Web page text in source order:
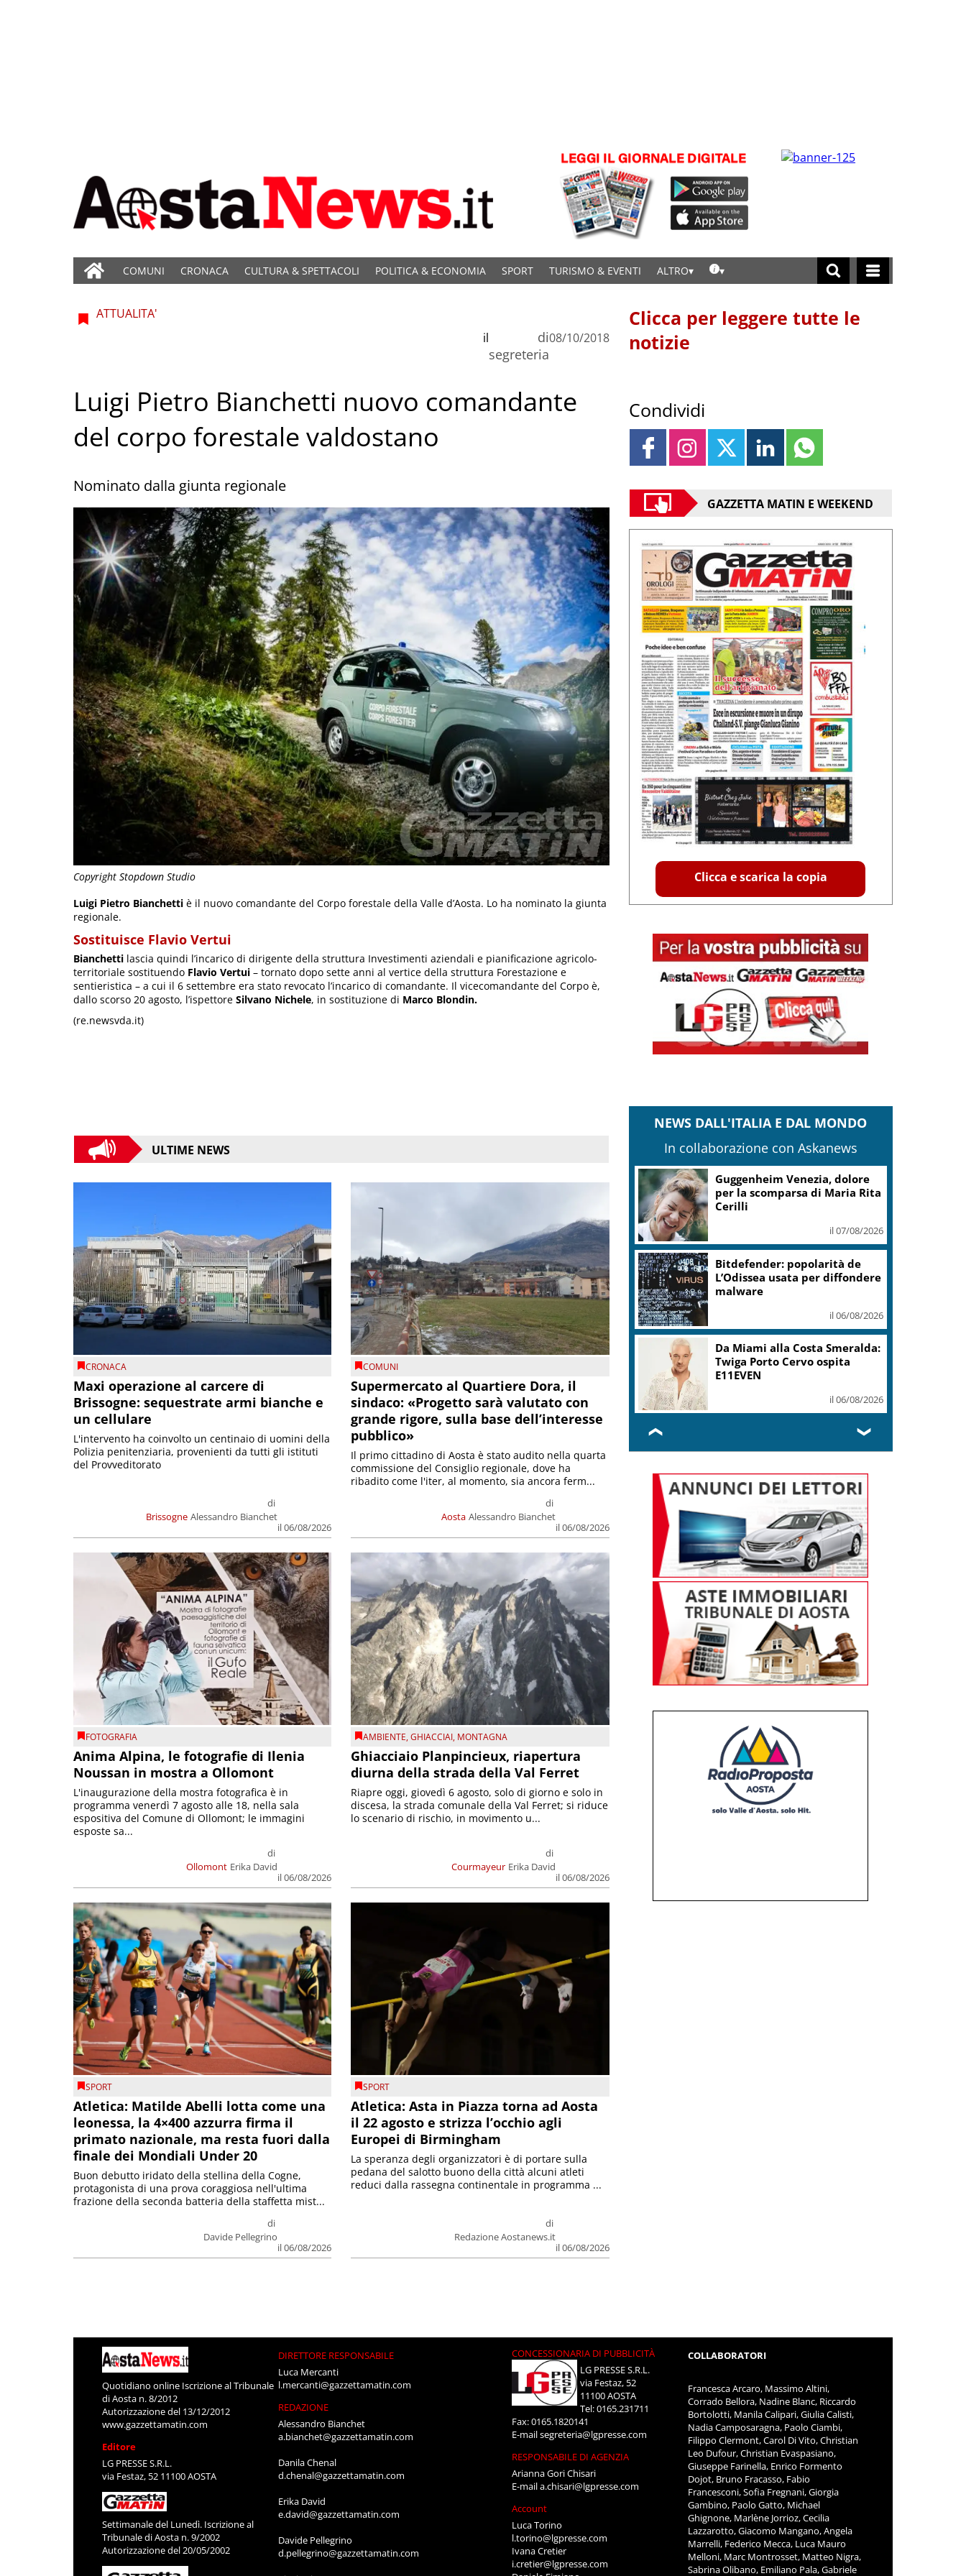
COMUNI CRONACA CULTURA & SPETTACOLI POLITICA & ECONOMIA SPORT TURISMO & EVENTI ALTRO
Copyright Stopdown Studio
ATTUALITA'
di
segreteria
il 08/10/2018
Luigi Pietro Bianchetti nuovo comandante
del corpo forestale valdostano
Nominato dalla giunta regionale
Luigi Pietro Bianchetti è il nuovo comandante del Corpo forestale della Valle d’Aosta. Lo ha nominato la giunta
regionale.
Sostituisce Flavio Vertui
Bianchetti lascia quindi l’incarico di dirigente della struttura Investimenti aziendali e pianificazione agricolo-
territoriale sostituendo Flavio Vertui – tornato dopo sette anni al vertice della struttura Forestazione e
sentieristica – a cui il 6 settembre era stato revocato l’incarico di comandante. Il vicecomandante del Corpo è,
dallo scorso 20 agosto, l’ispettore Silvano Nichele, in sostituzione di Marco Blondin.
(re.newsvda.it)
ULTIME NEWS
CRONACA
Maxi operazione al carcere di
Brissogne: sequestrate armi bianche e
un cellulare
Brissogne
di
Alessandro Bianchet
il 06/08/2026
L'intervento ha coinvolto un centinaio di uomini della
Polizia penitenziaria, provenienti da tutti gli istituti
del Provveditorato
COMUNI
Supermercato al Quartiere Dora, il
sindaco: «Progetto sarà valutato con
grande rigore, sulla base dell’interesse
pubblico»
Aosta
di
Alessandro Bianchet
il 06/08/2026
Il primo cittadino di Aosta è stato audito nella quarta
commissione del Consiglio regionale, dove ha
ribadito come l'iter, al momento, sia ancora ferm...
FOTOGRAFIA
Anima Alpina, le fotografie di Ilenia
Noussan in mostra a Ollomont
Ollomont
di
Erika David
il 06/08/2026
L'inaugurazione della mostra fotografica è in
programma venerdì 7 agosto alle 18, nella sala
espositiva del Comune di Ollomont; le immagini
esposte sa...
AMBIENTE,GHIACCIAI, MONTAGNA
Ghiacciaio Planpincieux, riapertura
diurna della strada della Val Ferret
Courmayeur
di
Erika David
il 06/08/2026
Riapre oggi, giovedì 6 agosto, solo di giorno e solo in
discesa, la strada comunale della Val Ferret; si riduce
lo scenario di rischio, in movimento u...
SPORT
Atletica: Matilde Abelli lotta come una
leonessa, la 4×400 azzurra firma il
primato nazionale, ma resta fuori dalla
finale dei Mondiali Under 20
di
Davide Pellegrino
il 06/08/2026
Buon debutto iridato della stellina della Cogne,
protagonista di una prova coraggiosa nell'ultima
frazione della seconda batteria della staffetta mist...
SPORT
Atletica: Asta in Piazza torna ad Aosta
il 22 agosto e strizza l’occhio agli
Europei di Birmingham
di
Redazione Aostanews.it
il 06/08/2026
La speranza degli organizzatori è di portare sulla
pedana del salotto buono della città alcuni atleti
reduci dalla rassegna continentale in programma ...
Clicca per leggere tutte le
notizie
Condividi
GAZZETTA MATIN E WEEKEND
Clicca e scarica la copia
NEWS DALL'ITALIA E DAL MONDO
In collaborazione con Askanews
Guggenheim Venezia, dolore
per la scomparsa di Maria Rita
Cerilli
il 07/08/2026
Bitdefender: popolarità de
L’Odissea usata per diffondere
malware
il 06/08/2026
Da Miami alla Costa Smeralda:
Twiga Porto Cervo ospita
E11EVEN
il 06/08/2026
❮ ❯
Quotidiano online Iscrizione al Tribunale
di Aosta n. 8/2012
Autorizzazione del 13/12/2012
www.gazzettamatin.com
Editore
LG PRESSE S.R.L.
via Festaz, 52 11100 AOSTA
Settimanale del Lunedì. Iscrizione al
Tribunale di Aosta n. 9/2002
Autorizzazione del 20/05/2002
DIRETTORE RESPONSABILE
Luca Mercanti
l.mercanti@gazzettamatin.com
REDAZIONE
Alessandro Bianchet
a.bianchet@gazzettamatin.com
Danila Chenal
d.chenal@gazzettamatin.com
Erika David
e.david@gazzettamatin.com
Davide Pellegrino
d.pellegrino@gazzettamatin.com
CONCESSIONARIA DI PUBBLICITÀ
LG PRESSE S.R.L.
via Festaz, 52
11100 AOSTA
Tel: 0165.231711
Fax: 0165.1820141
E-mailsegreteria@lgpresse.com
RESPONSABILE DI AGENZIA
Arianna Gori Chisari
E-maila.chisari@lgpresse.com
Account
Luca Torino
l.torino@lgpresse.com
Ivana Cretier
i.cretier@lgpresse.com
COLLABORATORI
Francesca Arcaro, Massimo Altini,
Corrado Bellora, Nadine Blanc, Riccardo
Bortolotti, Manila Calipari, Giulia Calisti,
Nadia Camposaragna, Paolo Ciambi,
Filippo Clermont, Carol Di Vito, Christian
Leo Dufour, Christian Evaspasiano,
Giuseppe Farinella, Enrico Formento
Dojot, Bruno Fracasso, Fabio
Francesconi, Sofia Fregnani, Giorgia
Gambino, Paolo Gatto, Michael
Ghignone, Marlène Jorrioz, Cecilia
Lazzarotto, Giacomo Mangano, Angela
Marrelli, Federico Mecca, Luca Mauro
Melloni, Marc Montrosset, Matteo Nigra,
Sabrina Olibano, Emiliano Pala, Gabriele